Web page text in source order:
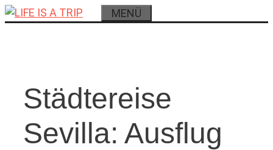
Zum
Inhalt
MENÜ
Städtereise
Sevilla: Ausflug